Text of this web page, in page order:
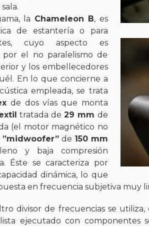
la Chameleon B, es
de estantería o para
cuyo aspecto es
por el no paralelismo de
y los embellecedores
En lo que concierne a
empleada, se trata
de dos vías que monta
tratada de29 mm de
(el motor magnético no
”midwoofer” de 150 mm
y baja compresión
Éste se caracteriza por
dinámica, lo que
en frecuencia subjetiva muy
divisor de frecuencias se
ejecutado con componentes